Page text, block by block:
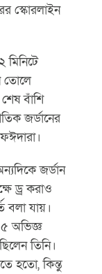
স্কোরলাইন
তোলে
বাঁশি
জর্ডানের
জর্ডান
ড্র করাও
বলা যায়।
অভিজ্ঞ
তিনি।
হতো, কিন্তু